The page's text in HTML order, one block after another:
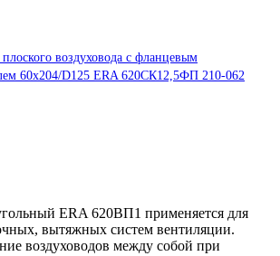
воздуховода с фланцевым
60х204/D125 ERA 620СК12,5ФП 210-062
ERA 620ВП1 применяется для
вытяжных систем вентиляции.
воздуховодов между собой при